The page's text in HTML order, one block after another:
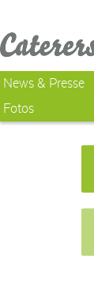
News & Presse
Fotos